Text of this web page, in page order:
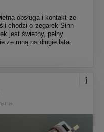
obsługa i kontakt ze
chodzi o zegarek Sinn
jest świetny, pełny
ze mną na długie lata.